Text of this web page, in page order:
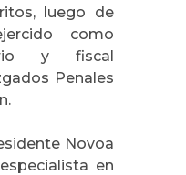
luego de
como
y fiscal
Penales
Novoa
en